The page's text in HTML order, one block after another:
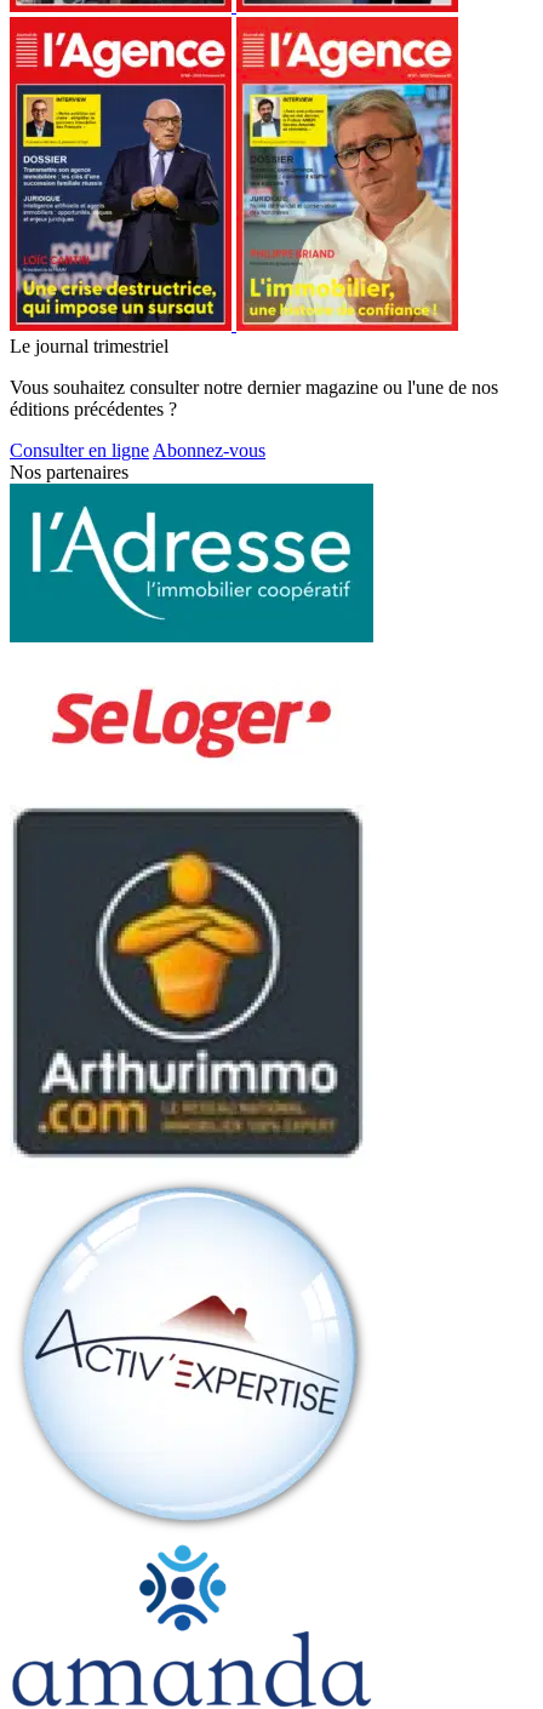
Le journal trimestriel
Vous souhaitez consulter notre dernier magazine ou l'une de nos
éditions précédentes ?
Consulter en ligne Abonnez-vous
Nos partenaires